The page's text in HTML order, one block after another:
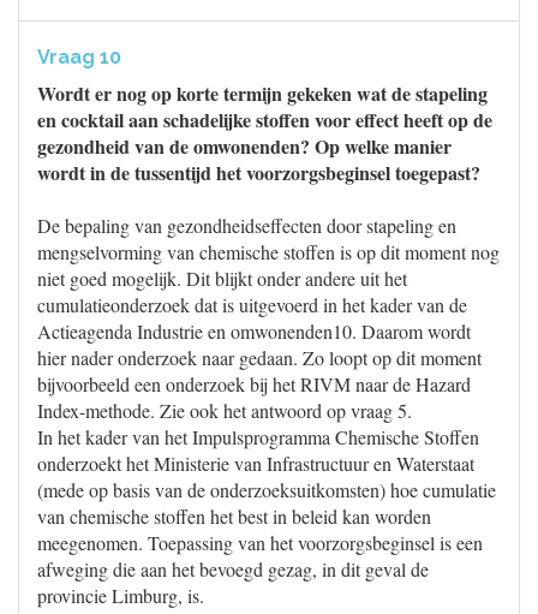
Vraag 10
Wordt er nog op korte termijn gekeken wat de stapeling
en cocktail aan schadelijke stoffen voor effect heeft op de
gezondheid van de omwonenden? Op welke manier
wordt in de tussentijd het voorzorgsbeginsel toegepast?
De bepaling van gezondheidseffecten door stapeling en
mengselvorming van chemische stoffen is op dit moment nog
niet goed mogelijk. Dit blijkt onder andere uit het
cumulatieonderzoek dat is uitgevoerd in het kader van de
Actieagenda Industrie en omwonenden10. Daarom wordt
hier nader onderzoek naar gedaan. Zo loopt op dit moment
bijvoorbeeld een onderzoek bij het RIVM naar de Hazard
Index-methode. Zie ook het antwoord op vraag 5.
In het kader van het Impulsprogramma Chemische Stoffen
onderzoekt het Ministerie van Infrastructuur en Waterstaat
(mede op basis van de onderzoeksuitkomsten) hoe cumulatie
van chemische stoffen het best in beleid kan worden
meegenomen. Toepassing van het voorzorgsbeginsel is een
afweging die aan het bevoegd gezag, in dit geval de
provincie Limburg, is.